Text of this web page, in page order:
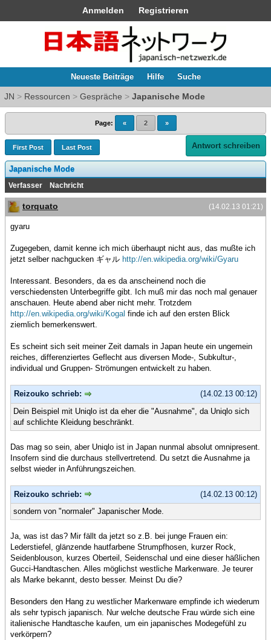
Anmelden Registrieren
Neueste Beiträge Hilfe Suche
JN > Ressourcen > Gespräche > Japanische Mode
Page: « 2 »
First Post Last Post Antwort schreiben
Japanische Mode
Verfasser Nachricht
(14.02.13 01:21)
torquato
gyaru
Zugegeben, damit kenne ich mich überhaupt nicht aus, das mußte ich
jetzt selber nachgucken ギャル http://en.wikipedia.org/wiki/Gyaru
Interessant. Besonders, da es da anscheinend noch die
verschiedensten Unterbegriffe gibt. Ich muß mir das noch mal genauer
anschauen. Heute abend aber nicht mehr. Trotzdem
http://en.wikipedia.org/wiki/Kogal finde ich auf den ersten Blick
ziemlich bemerkenswert.
Es scheint sich seit meiner Zeit damals in Japan heute ein ungemein
reiches, differenziertes Geflecht aus diversen Mode-, Subkultur-,
individual und Gruppen- Strömungen entwickelt zu haben.
(14.02.13 00:12)
Reizouko schrieb:
Dein Beispiel mit Uniqlo ist da eher die "Ausnahme", da Uniqlo sich
auf schlichte Kleidung beschränkt.
Das mag so sein, aber Uniqlo ist in Japan nunmal absolut omnipresent.
Insofern sind die durchaus stellvertretend. Du setzt die Ausnahme ja
selbst wieder in Anführungszeichen.
(14.02.13 00:12)
Reizouko schrieb:
sondern von "normaler" Japanischer Mode.
Ja, was ist das? Mir fällt da jetzt so z.B. bei junge Frauen ein:
Lederstiefel, glänzende hautfarbene Strumpfhosen, kurzer Rock,
Seidenblouson, kurzes Oberteil, Seidenschal und eine dieser häßlichen
Gucci-Handtaschen. Alles möglichst westliche Markenware. Je teurer
als Marke bekannt, desto besser. Meinst Du die?
Besonders den Hang zu westlicher Markenware empfinde ich wiederum
als sehr typisch japanisch. Nur welche deutsche Frau würde sich eine
italienische Handtasche kaufen, um ein japanisches Modegefühl zu
verkörpern?